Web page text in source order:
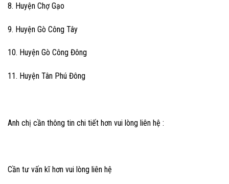
8. Huyện Chợ Gạo
9. Huyện Gò Công Tây
10. Huyện Gò Công Đông
11. Huyện Tân Phú Đông
Anh chị cần thông tin chi tiết hơn vui lòng liên hệ :
Cần tư vấn kĩ hơn vui lòng liên hệ